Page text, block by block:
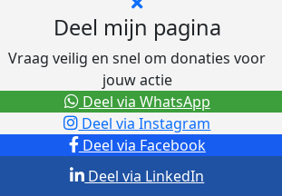
Deel mijn pagina
Vraag veilig en snel om donaties voor
jouw actie
Deel via Facebook
Deel via Instagram
Deel via LinkedIn
Deel via WhatsApp